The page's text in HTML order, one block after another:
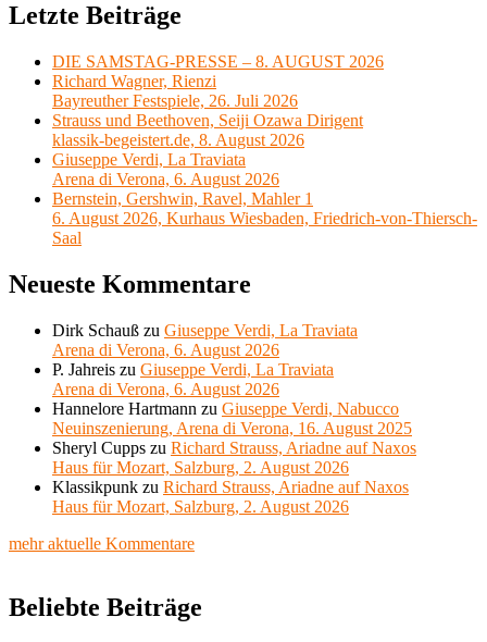
Letzte Beiträge
DIE SAMSTAG-PRESSE – 8. AUGUST 2026
Richard Wagner, Rienzi
Bayreuther Festspiele, 26. Juli 2026
Strauss und Beethoven, Seiji Ozawa Dirigent
klassik-begeistert.de, 8. August 2026
Giuseppe Verdi, La Traviata
Arena di Verona, 6. August 2026
Bernstein, Gershwin, Ravel, Mahler 1
6. August 2026, Kurhaus Wiesbaden, Friedrich-von-Thiersch-
Saal
Neueste Kommentare
Dirk Schauß zu Giuseppe Verdi, La Traviata
Arena di Verona, 6. August 2026
P. Jahreis zu Giuseppe Verdi, La Traviata
Arena di Verona, 6. August 2026
Hannelore Hartmann zu Giuseppe Verdi, Nabucco
Neuinszenierung, Arena di Verona, 16. August 2025
Sheryl Cupps zu Richard Strauss, Ariadne auf Naxos
Haus für Mozart, Salzburg, 2. August 2026
Klassikpunk zu Richard Strauss, Ariadne auf Naxos
Haus für Mozart, Salzburg, 2. August 2026
mehr aktuelle Kommentare
Beliebte Beiträge